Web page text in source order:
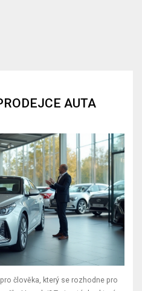
AUTA
člověka, který se rozhodne pro